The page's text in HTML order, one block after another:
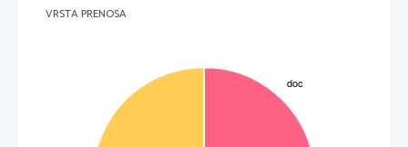
in zadnje je nasprotovalno sodelovanje. Tukaj pri sodelavcih prevladuje
Formalno organizacijsko zgradbo oblikujejo formalne
skupine. Kaj razumete pod pojmom formalna organizacija ?
Formalna organizacija je projektirana in normirana organizacijska zgradba,
namenjena optimalnemu usklajevanju tokov in odnosov vseh virov v delovnih
VRSTA PRENOSA